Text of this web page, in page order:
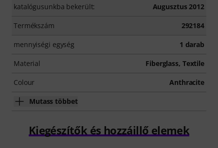
katalógusunkba bekerült: Augusztus 2012
Termékszám 292184
mennyiségi egység 1 darab
Material Fiberglass, Textile
Colour Anthracite
Mutass többet
Kiegészítők és hozzáillő elemek